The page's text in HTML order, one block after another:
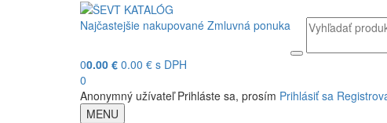
Najčastejšie nakupované Zmluvná ponuka
00.00 € 0.00 € s DPH
0
Anonymný užívateľ Prihláste sa, prosím Prihlásiť sa
MENU